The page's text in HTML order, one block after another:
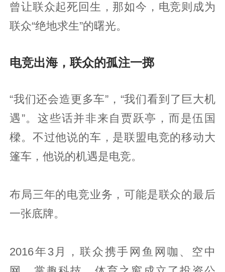
曾让联众起死回生，那如今，电竞则成为
联众“绝地求生”的曙光。
电竞出海，联众的孤注一掷
“我们还会造更多车”，“我们看到了巨大机
遇”。这些话并非来自贾跃亭，而是伍国
樑。不过他说的车，是联盟电竞的移动大
篷车，他说的机遇是电竞。
布局三年的电竞业务，可能是联众的最后
一张底牌。
2016年3月，联众携手网鱼网咖、空中